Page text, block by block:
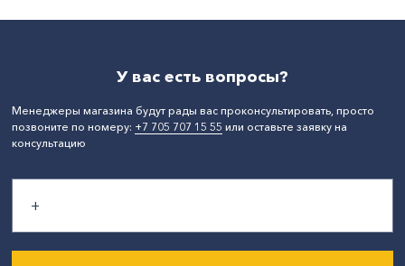
У вас есть вопросы?
Менеджеры магазина будут рады вас проконсультировать, просто
позвоните по номеру: +7 705 707 15 55 или оставьте заявку на
консультацию